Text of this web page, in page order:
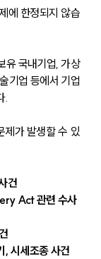
에 한정되지 않습
유 국내기업, 가상
기업 등에서 기업
.
제가 발생할 수 있
건
Act 관련 수사
, 시세조종 사건